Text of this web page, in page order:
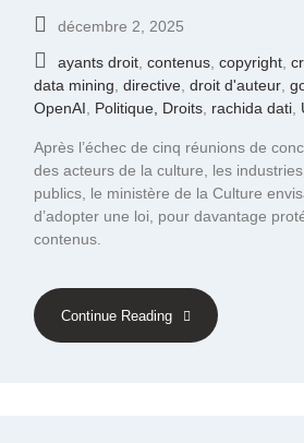
décembre 2, 2025
ayants droit contenus copyright
data mining directive droit d'auteur
OpenAI
Politique, Droits rachida dati
Après l’échec de cinq réunions de
des acteurs de la culture, les
publics, le ministère de la Culture
d’adopter une loi, pour davantage
contenus.
Continue Reading